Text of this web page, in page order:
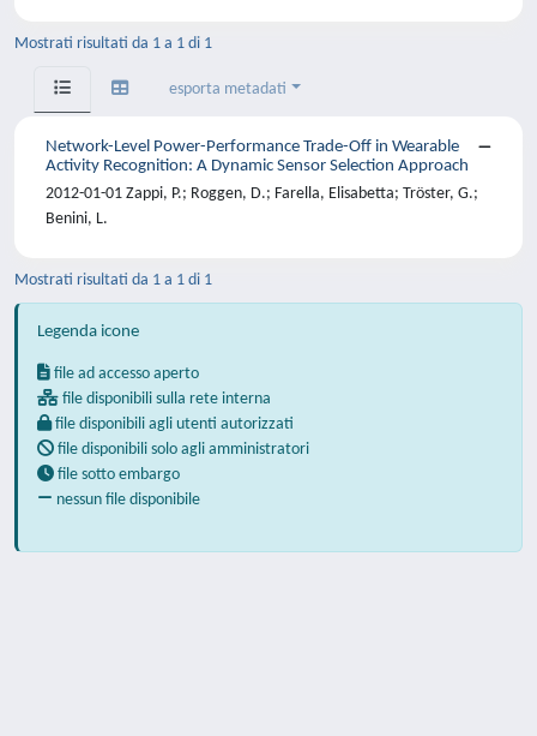
Mostrati risultati da 1 a 1 di 1
esporta metadati
Network-Level Power-Performance Trade-Off in Wearable
Activity Recognition: A Dynamic Sensor Selection Approach
2012-01-01 Zappi, P.; Roggen, D.; Farella, Elisabetta; Tröster, G.;
Benini, L.
Mostrati risultati da 1 a 1 di 1
Legenda icone
file ad accesso aperto
file disponibili sulla rete interna
file disponibili agli utenti autorizzati
file disponibili solo agli amministratori
file sotto embargo
nessun file disponibile